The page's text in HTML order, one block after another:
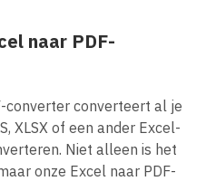
naar PDF-
converter converteert al je
XLSX of een ander Excel-
Niet alleen is het
onze Excel naar PDF-